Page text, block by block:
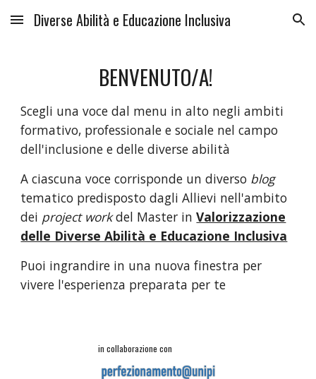
Skip to main content Skip to navigation
Diverse Abilità e Educazione Inclusiva
BENVENUTO/A!
Scegli una voce dal menu in alto negli ambiti
formativo, professionale e sociale nel campo
dell'inclusione e delle diverse abilità
A ciascuna voce corrisponde un diverso blog
tematico predispostodagli Allievi nell'ambito
dei project workdel Master inValorizzazione
delle Diverse Abilità e Educazione Inclusiva
Puoi ingrandire in una nuova finestra per
vivere l'esperienza preparata per te
in collaborazione con